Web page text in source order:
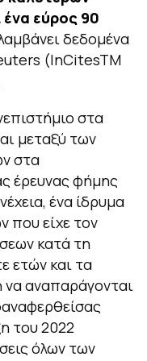
εύρος 90
δεδομένα
(InCitesTM
στα
μεταξύ των
στα
έρευνας φήμης
ένα ίδρυμα
που είχε τον
κατά τη
ετών και τα
αναπαράγονται
του 2022
όλων των